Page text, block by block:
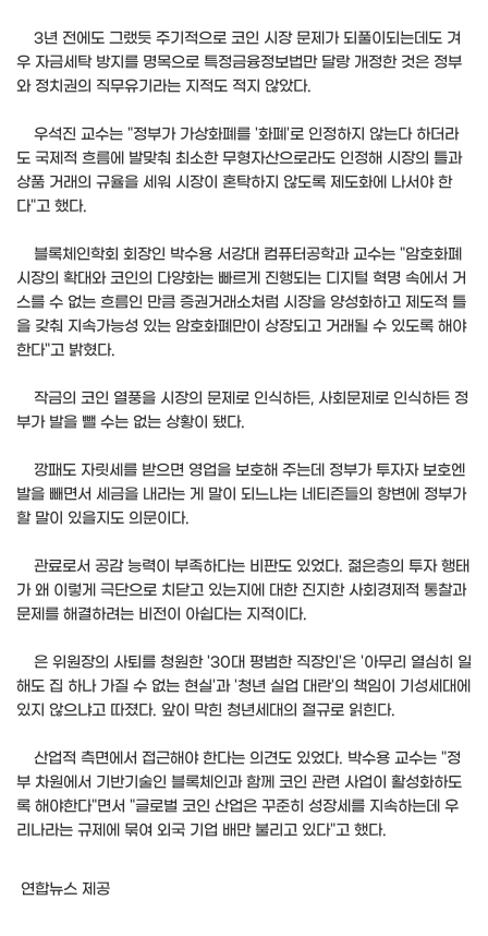
3년 전에도 그랬듯 주기적으로 코인 시장 문제가 되풀이되는데도 겨
우 자금세탁 방지를 명목으로 특정금융정보법만 달랑 개정한 것은 정부
와 정치권의 직무유기라는 지적도 적지 않았다.
우석진 교수는 "정부가 가상화폐를 '화폐'로 인정하지 않는다 하더라
도 국제적 흐름에 발맞춰 최소한 무형자산으로라도 인정해 시장의 틀과
상품 거래의 규율을 세워 시장이 혼탁하지 않도록 제도화에 나서야 한
다"고 했다.
블록체인학회 회장인 박수용 서강대 컴퓨터공학과 교수는 "암호화폐
시장의 확대와 코인의 다양화는 빠르게 진행되는 디지털 혁명 속에서 거
스를 수 없는 흐름인 만큼 증권거래소처럼 시장을 양성화하고 제도적 틀
을 갖춰 지속가능성 있는 암호화폐만이 상장되고 거래될 수 있도록 해야
한다"고 밝혔다.
작금의 코인 열풍을 시장의 문제로 인식하든, 사회문제로 인식하든 정
부가 발을 뺄 수는 없는 상황이 됐다.
깡패도 자릿세를 받으면 영업을 보호해 주는데 정부가 투자자 보호엔
발을 빼면서 세금을 내라는 게 말이 되느냐는 네티즌들의 항변에 정부가
할 말이 있을지도 의문이다.
관료로서 공감 능력이 부족하다는 비판도 있었다. 젊은층의 투자 행태
가 왜 이렇게 극단으로 치닫고 있는지에 대한 진지한 사회경제적 통찰과
문제를 해결하려는 비전이 아쉽다는 지적이다.
은 위원장의 사퇴를 청원한 '30대 평범한 직장인'은 '아무리 열심히 일
해도 집 하나 가질 수 없는 현실'과 '청년 실업 대란'의 책임이 기성세대에
있지 않으냐고 따졌다. 앞이 막힌 청년세대의 절규로 읽힌다.
산업적 측면에서 접근해야 한다는 의견도 있었다. 박수용 교수는 "정
부 차원에서 기반기술인 블록체인과 함께 코인 관련 사업이 활성화하도
록 해야한다"면서 "글로벌 코인 산업은 꾸준히 성장세를 지속하는데 우
리나라는 규제에 묶여 외국 기업 배만 불리고 있다"고 했다.
연합뉴스 제공